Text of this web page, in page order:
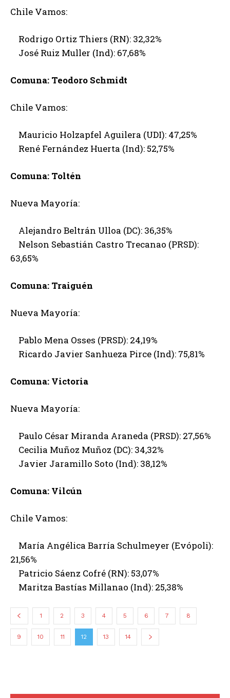
Chile Vamos:
Rodrigo Ortiz Thiers (RN): 32,32%
José Ruiz Muller (Ind): 67,68%
Comuna: Teodoro Schmidt
Chile Vamos:
Mauricio Holzapfel Aguilera (UDI): 47,25%
René Fernández Huerta (Ind): 52,75%
Comuna: Toltén
Nueva Mayoría:
Alejandro Beltrán Ulloa (DC): 36,35%
Nelson Sebastián Castro Trecanao (PRSD):
63,65%
Comuna: Traiguén
Nueva Mayoría:
Pablo Mena Osses (PRSD): 24,19%
Ricardo Javier Sanhueza Pirce (Ind): 75,81%
Comuna: Victoria
Nueva Mayoría:
Paulo César Miranda Araneda (PRSD): 27,56%
Cecilia Muñoz Muñoz (DC): 34,32%
Javier Jaramillo Soto (Ind): 38,12%
Comuna: Vilcún
Chile Vamos:
María Angélica Barría Schulmeyer (Evópoli):
21,56%
Patricio Sáenz Cofré (RN): 53,07%
Maritza Bastías Millanao (Ind): 25,38%
1 2 3 4 5 6 7 8
9 10 11 12 13 14